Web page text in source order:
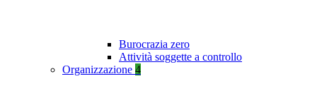
Burocrazia zero
Attività soggette a controllo
Organizzazione 4